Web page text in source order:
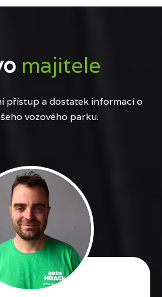
majitele
přístup a dostatek informací o
vozového parku.